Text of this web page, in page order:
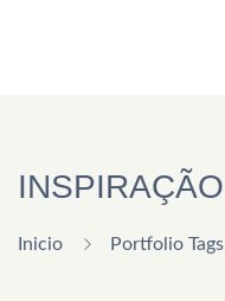
INSPIRAÇÃO
Inicio Portfolio Tags